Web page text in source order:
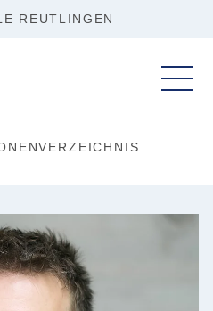
REUTLINGEN